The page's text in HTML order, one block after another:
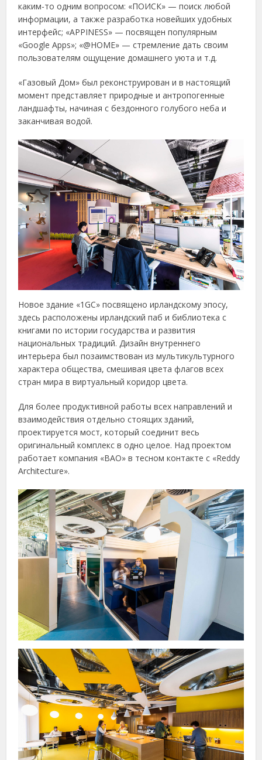
каким-то одним вопросом: «ПОИСК» — поиск любой
информации, а также разработка новейших удобных
интерфейс; «APPINESS» — посвящен популярным
«Google Apps»; «@HOME» — стремление дать своим
пользователям ощущение домашнего уюта и т.д.
«Газовый Дом» был реконструирован и в настоящий
момент представляет природные и антропогенные
ландшафты, начиная с бездонного голубого неба и
заканчивая водой.
Новое здание «1GC» посвящено ирландскому эпосу,
здесь расположены ирландский паб и библиотека с
книгами по истории государства и развития
национальных традиций. Дизайн внутреннего
интерьера был позаимствован из мультикультурного
характера общества, смешивая цвета флагов всех
стран мира в виртуальный коридор цвета.
Для более продуктивной работы всех направлений и
взаимодействия отдельно стоящих зданий,
проектируется мост, который соединит весь
оригинальный комплекс в одно целое. Над проектом
работает компания «ВАО» в тесном контакте с «Reddy
Architecture».